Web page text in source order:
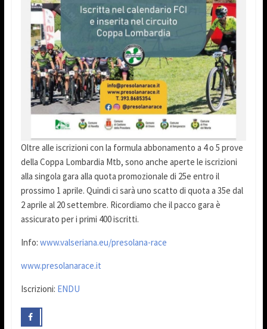
Oltre alle iscrizioni con la formula abbonamento a 4 o 5 prove
della Coppa Lombardia Mtb, sono anche aperte le iscrizioni
alla singola gara alla quota promozionale di 25e entro il
prossimo 1 aprile. Quindi ci sarà uno scatto di quota a 35e dal
2 aprile al 20 settembre. Ricordiamo che il pacco gara è
assicurato per i primi 400 iscritti.
Info: www.valseriana.eu/presolana-race
www.presolanarace.it
Iscrizioni: ENDU